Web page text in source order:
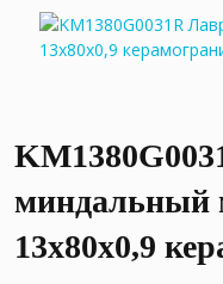
миндальный
13x80x0,9